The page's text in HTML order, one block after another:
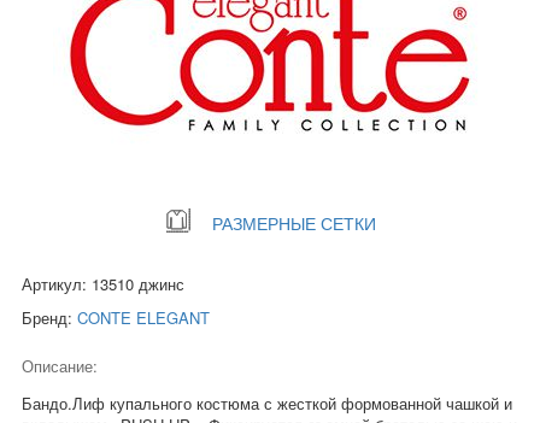
РАЗМЕРНЫЕ СЕТКИ
Артикул: 13510 джинс
Бренд: CONTE ELEGANT
Описание:
Бандо.Лиф купального костюма с жесткой формованной чашкой и